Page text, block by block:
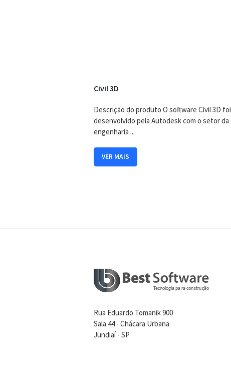
Civil 3D
Descrição do produto O software Civil 3D foi
desenvolvido pela Autodesk com o setor da
engenharia ...
VER MAIS
Rua Eduardo Tomanik 900
Sala 44 - Chácara Urbana
Jundiaí - SP